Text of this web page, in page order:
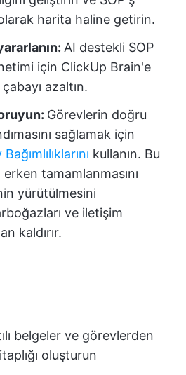
olarak harita haline getirin.
AI destekli SOP
için ClickUp Brain'e
azaltın.
Görevlerin doğru
sağlamak için
kullanın. Bu
erken tamamlanmasını
yürütülmesini
ve iletişim
kaldırır.
belgeler ve görevlerden
oluşturun